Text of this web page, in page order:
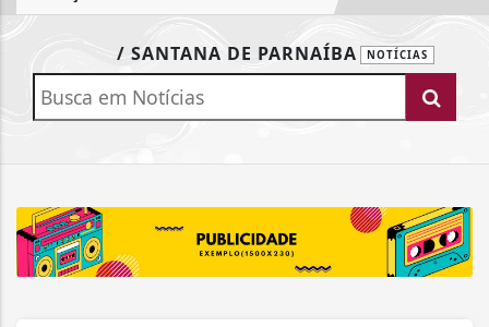
/ SANTANA DE PARNAÍBA NOTÍCIAS